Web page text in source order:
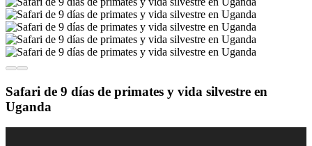
Safari de 9 días de primates y vida silvestre en
Uganda